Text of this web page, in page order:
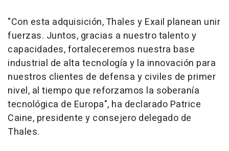
"Con esta adquisición, Thales y Exail planean unir
fuerzas. Juntos, gracias a nuestro talento y
capacidades, fortaleceremos nuestra base
industrial de alta tecnología y la innovación para
nuestros clientes de defensa y civiles de primer
nivel, al tiempo que reforzamos la soberanía
tecnológica de Europa", ha declarado Patrice
Caine, presidente y consejero delegado de
Thales.